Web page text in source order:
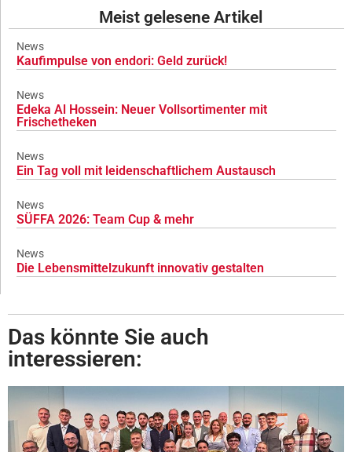
Meist gelesene Artikel
News
Kaufimpulse von endori: Geld zurück!
News
Edeka Al Hossein: Neuer Vollsortimenter mit
Frischetheken
News
Ein Tag voll mit leidenschaftlichem Austausch
News
SÜFFA 2026: Team Cup & mehr
News
Die Lebensmittelzukunft innovativ gestalten
Das könnte Sie auch
interessieren: